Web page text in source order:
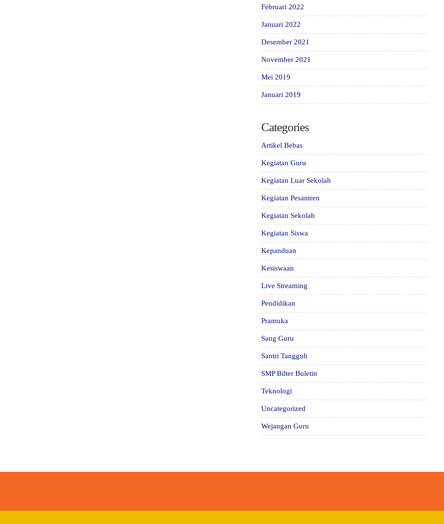
Februari 2022
Januari 2022
Desember 2021
November 2021
Mei 2019
Januari 2019
Categories
Artikel Bebas
Kegiatan Guru
Kegiatan Luar Sekolah
Kegiatan Pesantren
Kegiatan Sekolah
Kegiatan Siswa
Kepanduan
Kesiswaan
Live Streaming
Pendidikan
Pramuka
Sang Guru
Santri Tangguh
SMP Bilter Buletin
Teknologi
Uncategorized
Wejangan Guru